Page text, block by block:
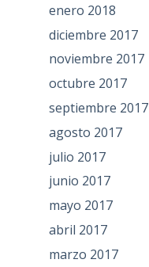
enero 2018
diciembre 2017
noviembre 2017
octubre 2017
septiembre 2017
agosto 2017
julio 2017
junio 2017
mayo 2017
abril 2017
marzo 2017